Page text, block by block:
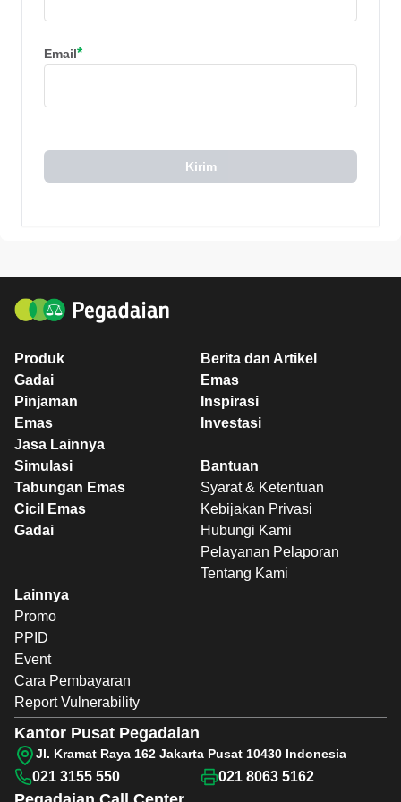
Email*
Kirim
Produk
Gadai
Pinjaman
Emas
Jasa Lainnya
Berita dan Artikel
Emas
Inspirasi
Investasi
Simulasi
Tabungan Emas
Cicil Emas
Gadai
Bantuan
Syarat & Ketentuan
Kebijakan Privasi
Hubungi Kami
Pelayanan Pelaporan
Tentang Kami
Lainnya
Promo
PPID
Event
Cara Pembayaran
Report Vulnerability
Kantor Pusat Pegadaian
Jl. Kramat Raya 162 Jakarta Pusat 10430 Indonesia
021 3155 550 021 8063 5162